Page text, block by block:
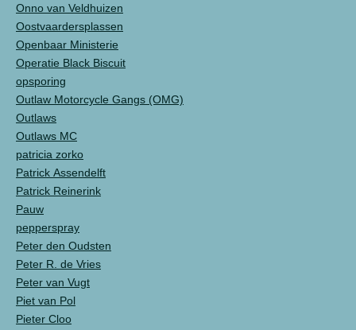
Onno van Veldhuizen
Oostvaardersplassen
Openbaar Ministerie
Operatie Black Biscuit
opsporing
Outlaw Motorcycle Gangs (OMG)
Outlaws
Outlaws MC
patricia zorko
Patrick Assendelft
Patrick Reinerink
Pauw
pepperspray
Peter den Oudsten
Peter R. de Vries
Peter van Vugt
Piet van Pol
Pieter Cloo